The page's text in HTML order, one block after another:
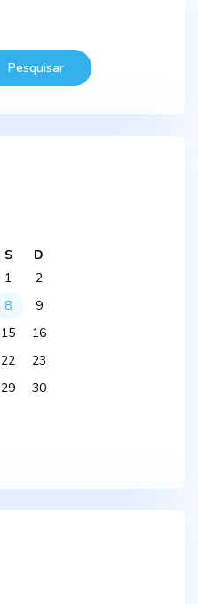
S
D
1
2
8
9
15
16
22
23
29
30